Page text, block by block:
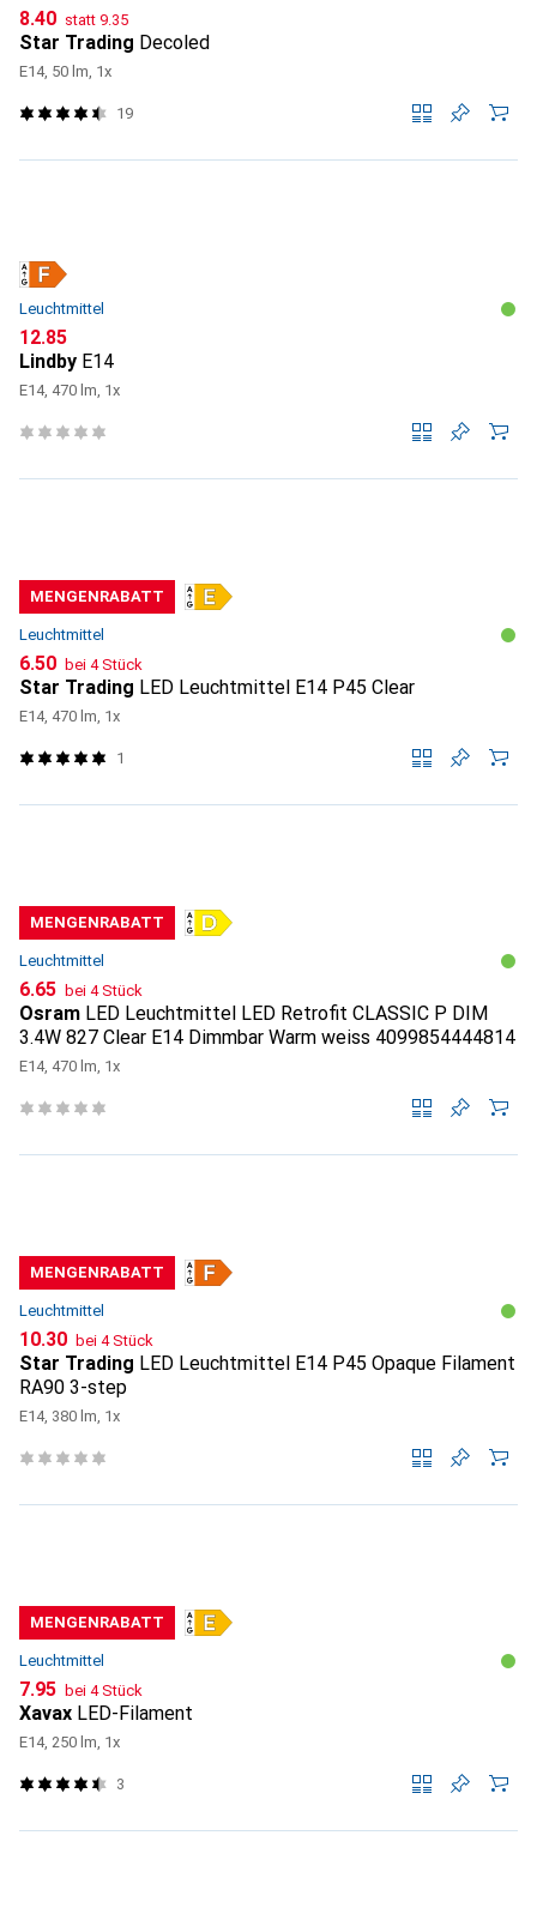
CHF
8.40 statt CHF
9.35
Star Trading Decoled
E14, 50 lm, 1x
19
Leuchtmittel
CHF
12.85
Lindby E14
E14, 470 lm, 1x
MENGENRABATT
Leuchtmittel
CHF
6.50 bei 4 Stück
Star Trading LED Leuchtmittel E14 P45 Clear
E14, 470 lm, 1x
1
MENGENRABATT
Leuchtmittel
CHF
6.65 bei 4 Stück
Osram LED Leuchtmittel LED Retrofit CLASSIC P DIM
3.4W 827 Clear E14 Dimmbar Warm weiss 4099854444814
E14, 470 lm, 1x
MENGENRABATT
Leuchtmittel
CHF
10.30 bei 4 Stück
Star Trading LED Leuchtmittel E14 P45 Opaque Filament
RA90 3-step
E14, 380 lm, 1x
MENGENRABATT
Leuchtmittel
CHF
7.95 bei 4 Stück
Xavax LED-Filament
E14, 250 lm, 1x
3